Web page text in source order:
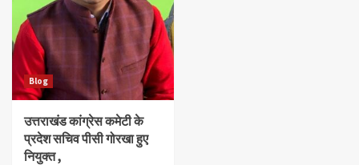
Blog
उत्तराखंड कांग्रेस कमेटी के
प्रदेश सचिव पीसी गोरखा हुए
नियुक्त ,